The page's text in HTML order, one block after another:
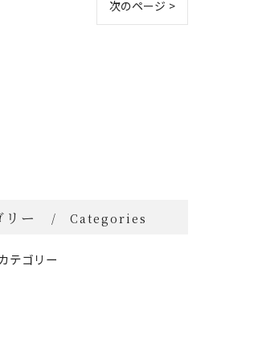
次のページ >
リー Categories
テゴリー